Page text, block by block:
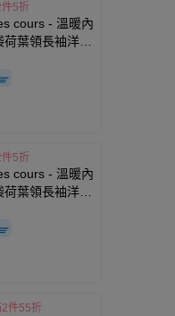
5折
cours - 溫暖內
荷葉領長袖洋
5折
cours - 溫暖內
荷葉領長袖洋
件55折